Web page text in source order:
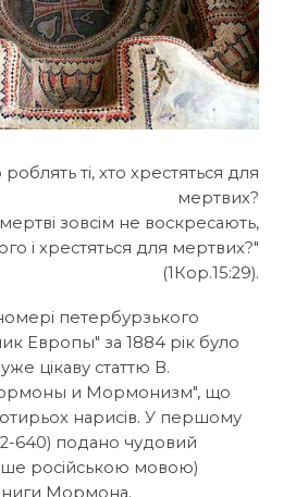
ті, хто хрестяться для
мертвих?
зовсім не воскресають,
і хрестяться для мертвих?"
(1Кор.15:29).
петербурзького
Европы" за 1884 рік було
цікаву статтю В.
и Мормонизм", що
нарисів. У першому
640) подано чудовий
російською мовою)
Мормона.